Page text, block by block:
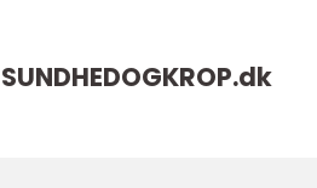
SUNDHEDOGKROP.dk